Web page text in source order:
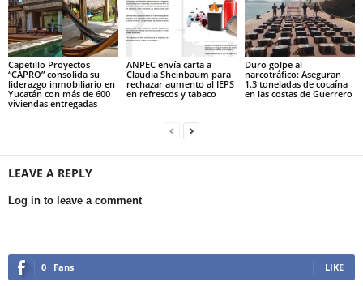
Capetillo Proyectos
“CAPRO” consolida su
liderazgo inmobiliario en
Yucatán con más de 600
viviendas entregadas
ANPEC envía carta a
Claudia Sheinbaum para
rechazar aumento al IEPS
en refrescos y tabaco
Duro golpe al
narcotráfico: Aseguran
1.3 toneladas de cocaína
en las costas de Guerrero
LEAVE A REPLY
Log in to leave a comment
0 Fans LIKE